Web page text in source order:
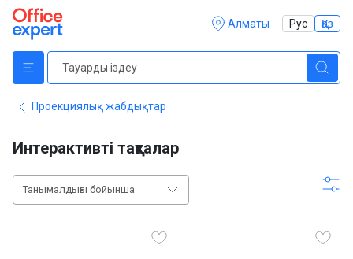
Алматы Рус Қаз
Проекциялық жабдықтар
Интерактивті тақталар
Танымалдығы бойынша